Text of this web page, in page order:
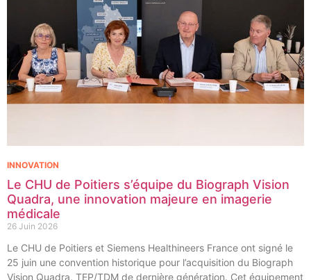
Le CHU de Poitiers s’équipe du Biograph Vision
Quadra, une innovation majeure en imagerie
médicale
26 Juin 2026
INNOVATION
Le CHU de Poitiers et Siemens Healthineers France ont signé le
25 juin une convention historique pour l’acquisition du Biograph
Vision Quadra, TEP/TDM de dernière génération. Cet équipement